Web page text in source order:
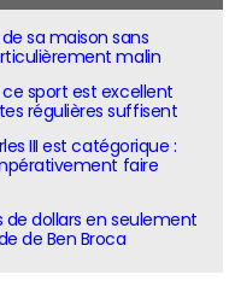
sa maison sans
malin
ce sport est excellent
régulières suffisent
III est catégorique :
faire
de dollars en seulement
de Ben Broca